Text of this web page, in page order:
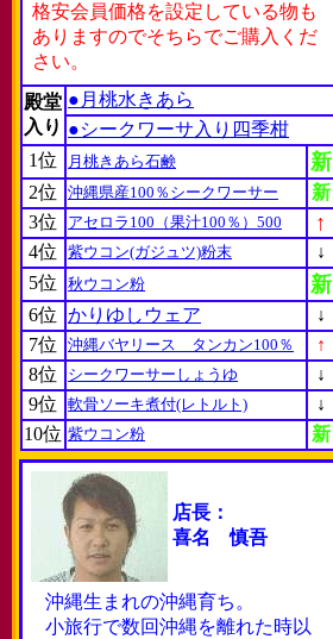
格安会員価格を設定している物も
ありますのでそちらでご購入くだ
さい。
殿堂
入り
●月桃水きあら
●シークワーサ入り四季柑
1位
月桃きあら石鹸 新
2位 沖縄県産100％シークワーサー
新
3位
アセロラ100（果汁100％）500 ↑
4位 紫ウコン(ガジュツ)粉末
↓
5位
秋ウコン粉 新
6位 かりゆしウェア
↓
7位
沖縄バヤリース タンカン100％
↑
8位
シークワーサーしょうゆ
↓
9位
軟骨ソーキ煮付(レトルト)
↓
10位 紫ウコン粉 新
店長：
喜名 慎吾
沖縄生まれの沖縄育ち。
小旅行で数回沖縄を離れた時以